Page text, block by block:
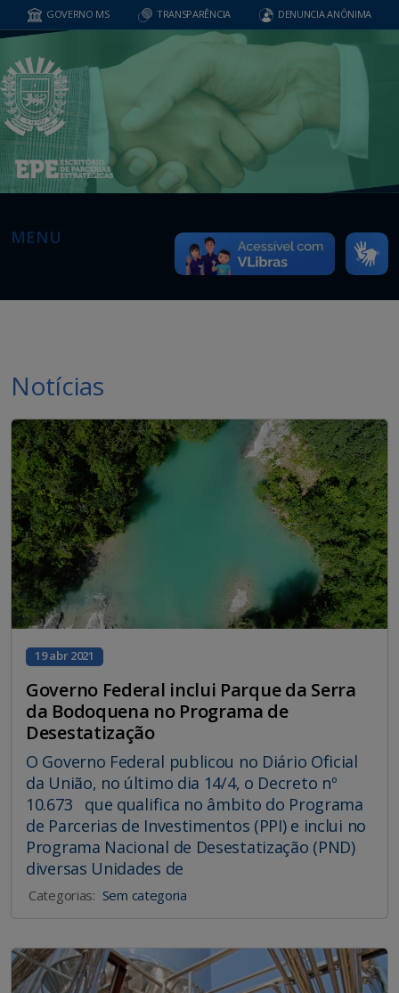
GOVERNO MS TRANSPARÊNCIA DENUNCIA ANÔNIMA
MENU
Notícias
19 abr 2021
Governo Federal inclui Parque da Serra
da Bodoquena no Programa de
Desestatização
O Governo Federal publicou no Diário Oficial
da União, no último dia 14/4, o Decreto nº
10.673 que qualifica no âmbito do Programa
de Parcerias de Investimentos (PPI) e inclui no
Programa Nacional de Desestatização (PND)
diversas Unidades de
Categorias: Sem categoria